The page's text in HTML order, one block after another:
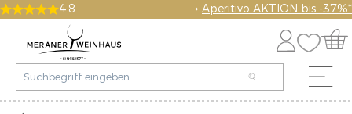
4.8 ➝ Aperitivo AKTION bis -37%*